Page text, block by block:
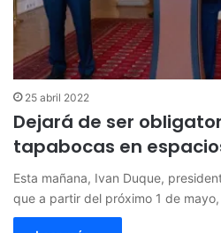
25 abril 2022
Dejará de ser
tapabocas en
Esta mañana, Ivan Duque,
que a partir del próximo 1 de